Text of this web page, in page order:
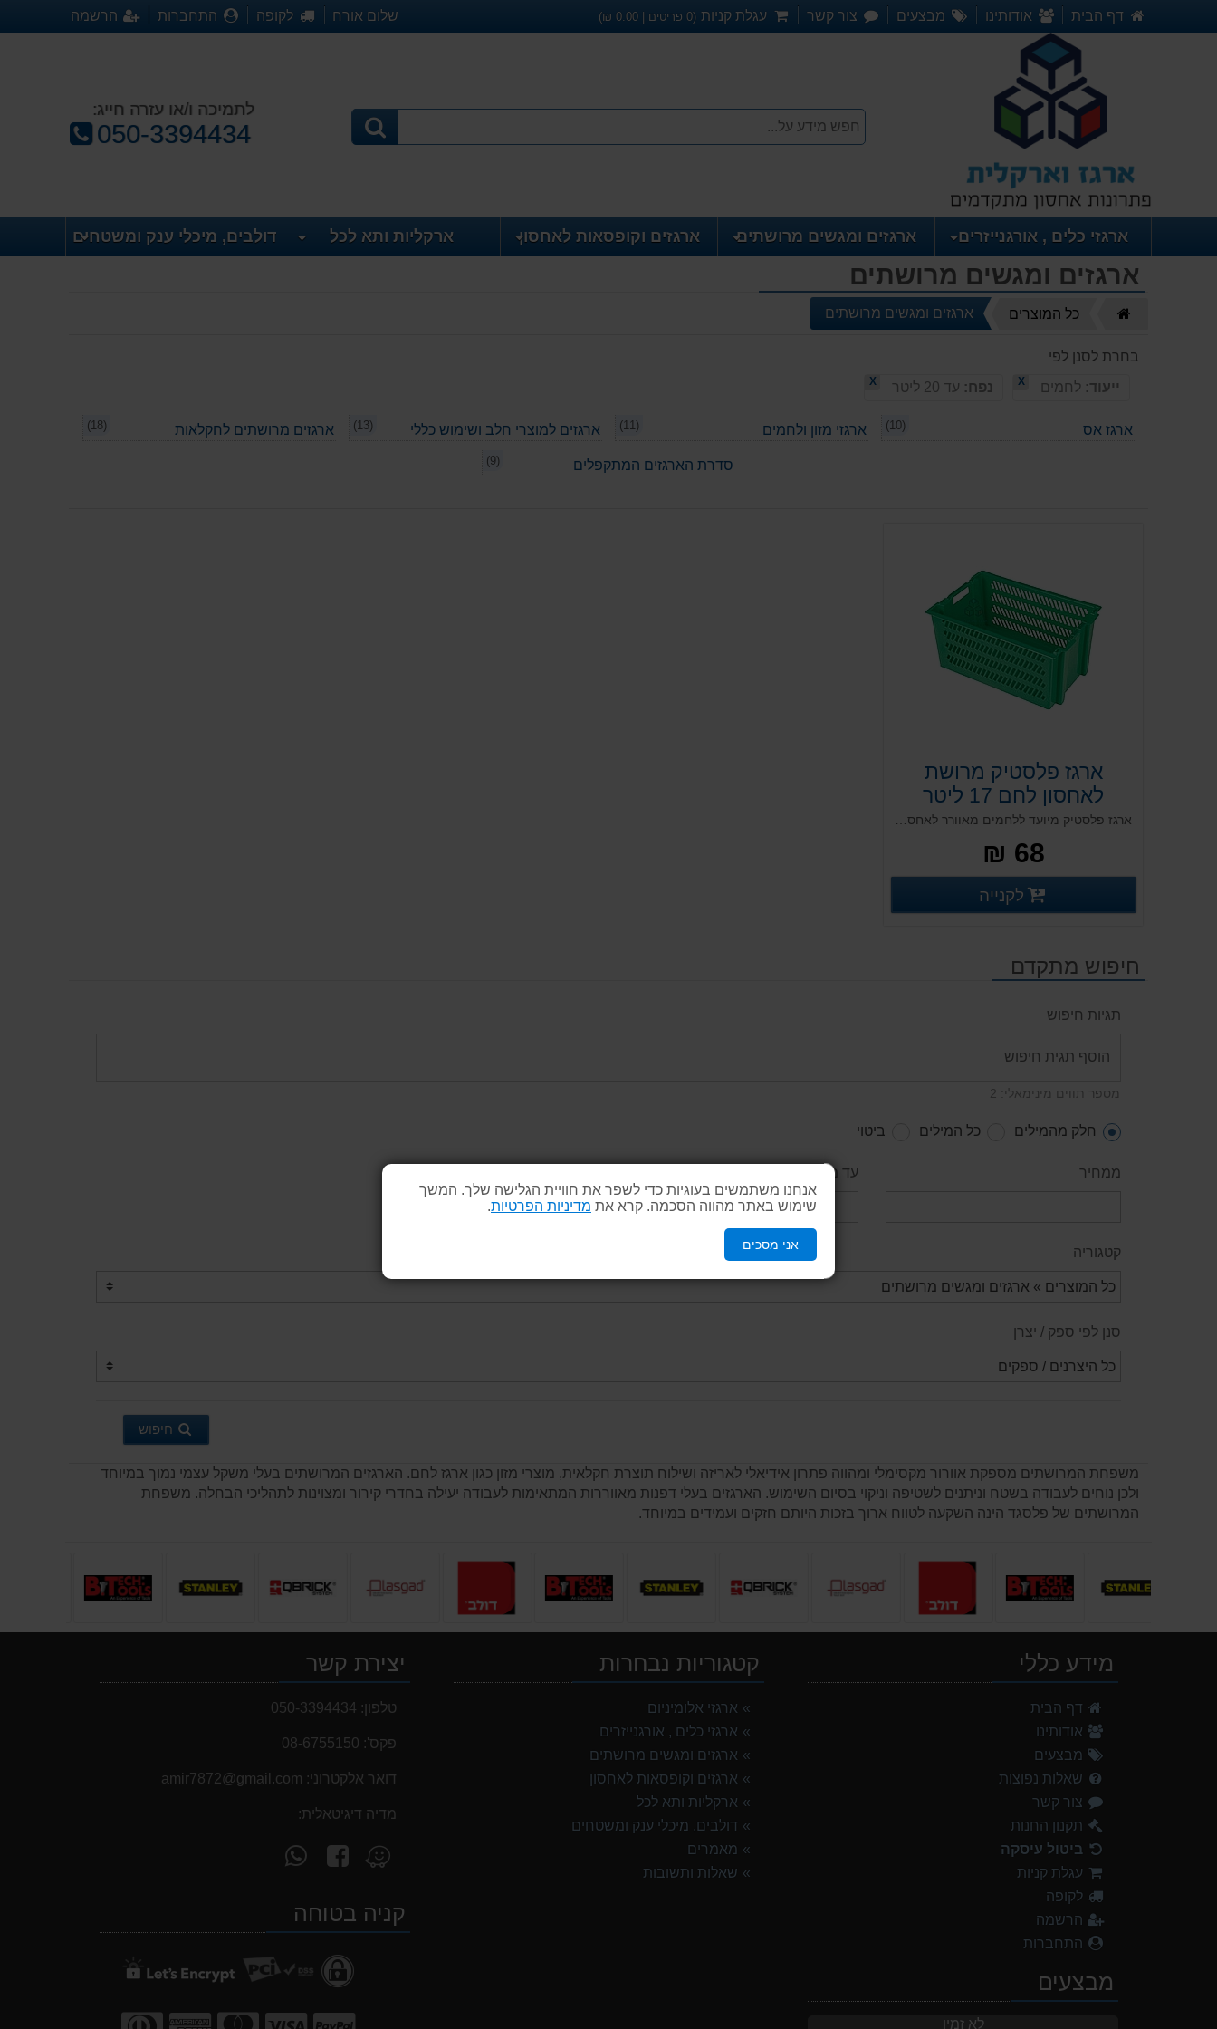
אנחנו משתמשים בעוגיות כדי לשפר את חוויית הגלישה שלך. המשך
שימוש באתר מהווה הסכמה. קרא את מדיניות הפרטיות
אני מסכים
דף הבית אודותינו מבצעים צור קשר עגלת קניות (
0פריטים | 0.00
₪) שלום אורח לקופה התחברות הרשמה
לתמיכה ו/או עזרה חייג:
טלפון:
050-3394434
ארגזי כלים , אורגנייזרים ארגזים ומגשים מרושתים ארגזים וקופסאות לאחסון ארקליות ותא לכל דולבים, מיכלי ענק ומשטחים
ארגזים ומגשים מרושתים
כל המוצרים ארגזים ומגשים מרושתים
בחרת לסנן לפי
ייעוד: לחמים X נפח: עד 20 ליטר X
ארגז אס (10) ארגזי מזון ולחמים (11) ארגזים למוצרי חלב ושימוש כללי (13) ארגזים מרושתים לחקלאות (18)
סדרת הארגזים המתקפלים (9)
ארגז פלסטיק מרושת
לאחסון לחם 17 ליטר
ארגז פלסטיק מיועד ללחמים מאוורר לאחסון. בעל מבנה המאפשר את סידור בצורה נוחה. ארגז חזק המותאם לביצוע סבבי עבודה רבים ובעל אוורור, אידאלי עבור תעשיית המזון. מתכנס ונערם בקלות.
68 ₪
פרטים נוספים
לקנייה
חיפוש מתקדם
תגיות חיפוש
מספר תווים מינימאלי: 2
חלק מהמילים כל המילים ביטוי
ממחיר עד מחיר
קטגוריה
סנן לפי ספק / יצרן
חיפוש
משפחת המרושתים מספקת אוורור מקסימלי ומהווה פתרון אידיאלי לאריזה ושילוח תוצרת חקלאית, מוצרי מזון כגון ארגז לחם. הארגזים המרושתים בעלי משקל עצמי נמוך במיוחד
ולכן נוחים לעבודה בשטח וניתנים לשטיפה וניקוי בסיום השימוש. הארגזים בעלי דפנות מאווררות המתאימות לעבודה יעילה בחדרי קירור ומצוינות לתהליכי הבחלה. משפחת
המרושתים של פלסגד הינה השקעה לטווח ארוך בזכות היותם חזקים ועמידים במיוחד.
מידע כללי
דף הבית
אודותינו
מבצעים
שאלות נפוצות
צור קשר
תקנון החנות
ביטול עיסקה
עגלת קניות
לקופה
הרשמה
התחברות
מבצעים
לא זמין
קטגוריות נבחרות
ארגזי אלומיניום
ארגזי כלים , אורגנייזרים
ארגזים ומגשים מרושתים
ארגזים וקופסאות לאחסון
ארקליות ותא לכל
דולבים, מיכלי ענק ומשטחים
מאמרים
שאלות ותשובות
יצירת קשר
טלפון: 050-3394434
פקס': 08-6755150
דואר אלקטרוני: ‫amir7872@gmail.com‬
מדיה דיגיטאלית:
מצא
אותנו
Waze
עקוב
אחרינו
facebookקניה בטוחה